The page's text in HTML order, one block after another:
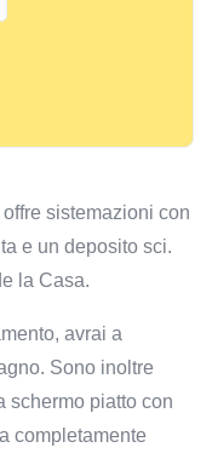
offre sistemazioni con
e un deposito sci.
la Casa.
avrai a
Sono inoltre
schermo piatto con
completamente